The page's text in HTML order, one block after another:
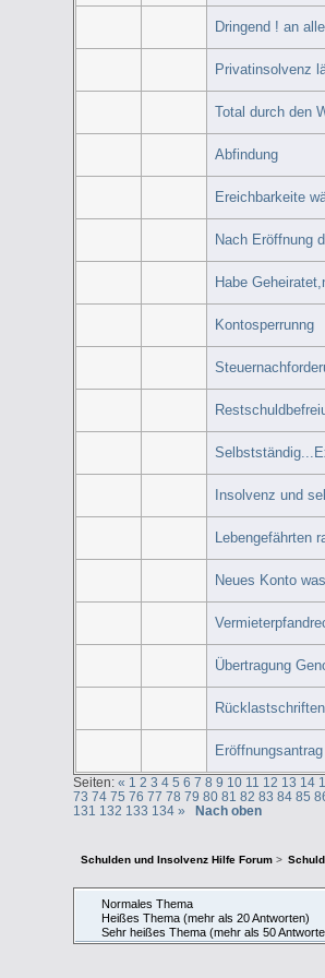
Dringend ! an
Privatinsolvenz
Total durch den
Abfindung
Ereichbarkeite
Nach Eröffnung
Habe
Kontosperrunng
Insolvenz und
Lebengefährten
Neues Konto
Übertragung
Rücklastschriften
Seiten:« 1 2 3 4 5 6 7 8 9 10 11 12 13 14
73 74 75 76 77 78 79 80 81 82 83 84 85
131 132 133 134 » Nach oben
Schulden und Insolvenz Hilfe Forum>
Normales Thema
Heißes Thema (mehr als 20 Antworten)
Sehr heißes Thema (mehr als 50